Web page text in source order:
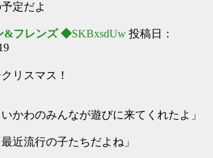
定だよ
&フレンズ ◆SKBxsdUw 投稿日：
リスマス！
かわのみんなが遊びに来てくれたよ」
近流行の子たちだよね」